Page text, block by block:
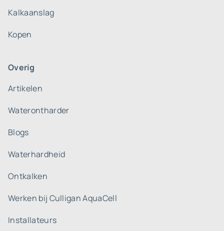
Kalkaanslag
Kopen
Overig
Artikelen
Waterontharder
Blogs
Waterhardheid
Ontkalken
Werken bij Culligan AquaCell
Installateurs